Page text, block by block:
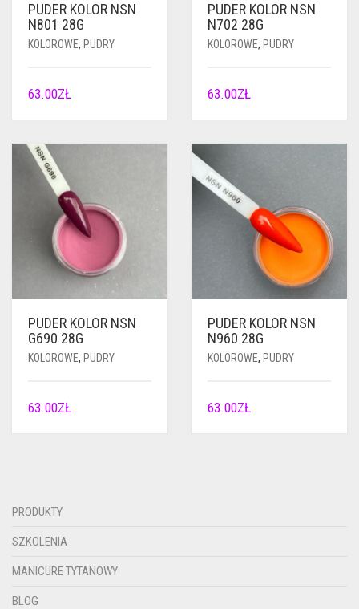
PUDER KOLOR NSN
N801 28G
KOLOROWE, PUDRY
63.00ZŁ
PUDER KOLOR NSN
N702 28G
KOLOROWE, PUDRY
63.00ZŁ
PUDER KOLOR NSN
G690 28G
KOLOROWE, PUDRY
63.00ZŁ
PUDER KOLOR NSN
N960 28G
KOLOROWE, PUDRY
63.00ZŁ
PRODUKTY
SZKOLENIA
MANICURE TYTANOWY
BLOG